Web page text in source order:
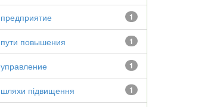
1
предприятие
1
пути повышения
1
управление
1
шляхи підвищення